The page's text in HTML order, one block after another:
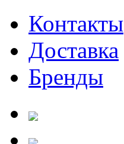
Контакты
Доставка
Бренды